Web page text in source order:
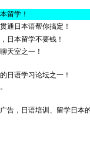
留学！
通日本语帮你搞定！
日本留学不要钱！
天室之一！
日语学习论坛之一！
告，日语培训、留学日本